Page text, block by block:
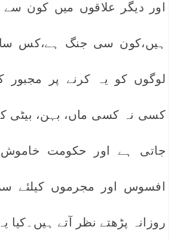
اور دیگر علاقوں میں کون
ہیں،کون سی جنگ ہے،کس
لوگوں کو یہ کرنے پر مجبور
کسی نہ کسی ماں، بہن، بیٹی
جاتی ہے اور حکومت خاموش
افسوس اور مجرموں کیلئے
روزانہ پڑھتے نظر آتے ہیں۔کیا